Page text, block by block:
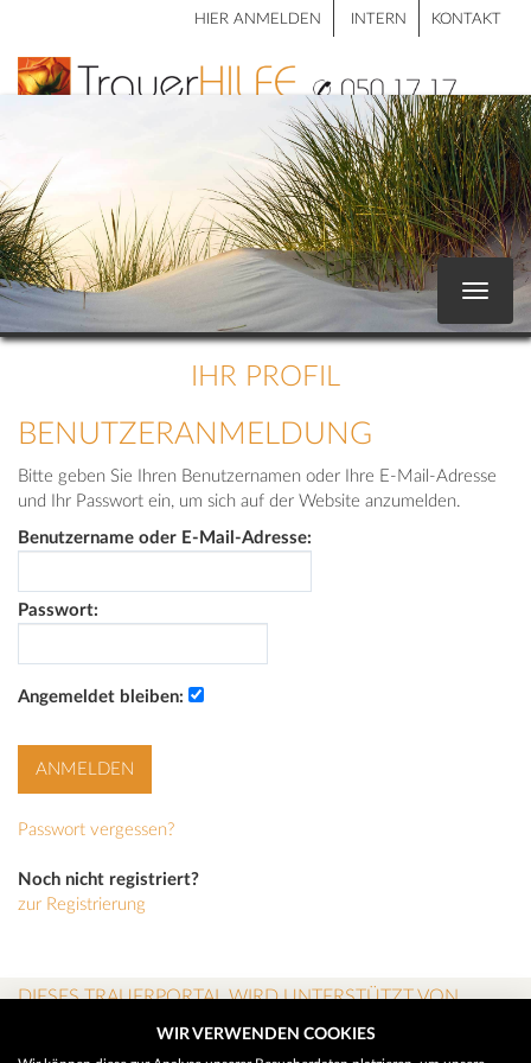
HIER ANMELDEN INTERN KONTAKT
Toggle
IHR PROFIL
BENUTZERANMELDUNG
Bitte geben Sie Ihren Benutzernamen oder Ihre E-Mail-Adresse
und Ihr Passwort ein, um sich auf der Website anzumelden.
Benutzername oder E-Mail-Adresse:
Passwort:
Angemeldet bleiben:
Passwort vergessen?
Noch nicht registriert?
zur Registrierung
DIESES TRAUERPORTAL WIRD UNTERSTÜTZT VON
WIR VERWENDEN COOKIES